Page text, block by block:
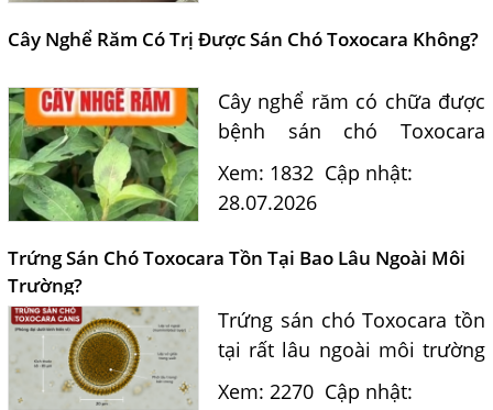
điều trị và phòng ngừa sán...
Cây Nghể Răm Có Trị Được Sán Chó Toxocara Không?
Cây nghể răm có chữa được
bệnh sán chó Toxocara
không? Tiến sĩ Bác sĩ
Nguyễn Hằng Lan giải đáp
học và hướng dẫn điều trị
Xem: 1832 Cập nhật:
28.07.2026
Trứng Sán Chó Toxocara Tồn Tại Bao Lâu Ngoài Môi
Trường?
Trứng sán chó Toxocara tồn
tại rất lâu ngoài môi trường
và là nguồn lây nhiễm nguy
Xem: 2270 Cập nhật:
Một Số Điều Cần Biết Về Ký Sinh Trùng Demodex Trên Da
Người
Nguyên Nhân Và Tác Hại Của Bệnh Giun Chỉ Bạch Huyết